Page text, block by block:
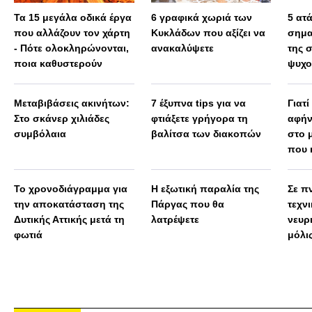
Τα 15 μεγάλα οδικά έργα
που αλλάζουν τον χάρτη
- Πότε ολοκληρώνονται,
ποια καθυστερούν
Μεταβιβάσεις ακινήτων:
Στο σκάνερ χιλιάδες
συμβόλαια
Το χρονοδιάγραμμα για
την αποκατάσταση της
Δυτικής Αττικής μετά τη
φωτιά
6 γραφικά χωριά των
Κυκλάδων που αξίζει να
ανακαλύψετε
7 έξυπνα tips για να
φτιάξετε γρήγορα τη
βαλίτσα των διακοπών
Η εξωτική παραλία της
Πάργας που θα
λατρέψετε
5
της
στο
που
Σε